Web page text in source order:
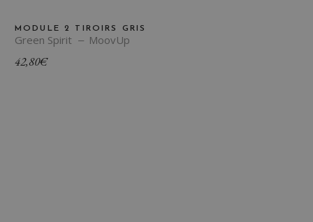
MODULE 2 TIROIRS GRIS
Green Spirit MoovUp
42,80€